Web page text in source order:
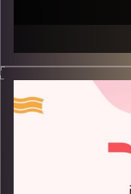
רועי בלוך